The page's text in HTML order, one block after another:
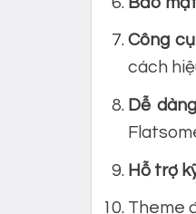
Công
cách
Dễ
Hỗ trợ
Theme